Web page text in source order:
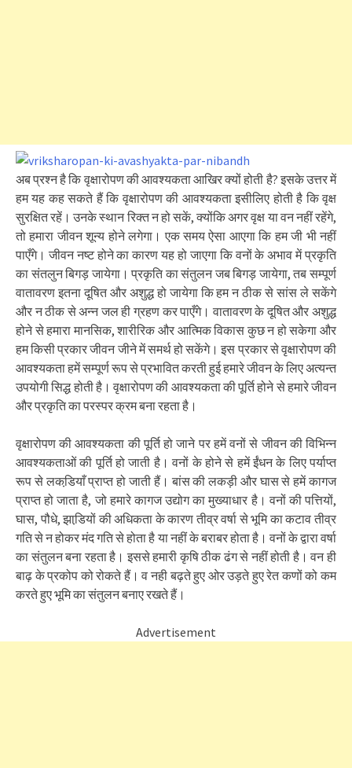
अब प्रश्न है कि वृक्षारोपण की आवश्यकता आखिर क्यों होती है? इसके उत्तर में
हम यह कह सकते हैं कि वृक्षारोपण की आवश्यकता इसीलिए होती है कि वृक्ष
सुरक्षित रहें। उनके स्थान रिक्त न हो सकें, क्योंकि अगर वृक्ष या वन नहीं रहेंगे,
तो हमारा जीवन शून्य होने लगेगा। एक समय ऐसा आएगा कि हम जी भी नहीं
पाएँगे। जीवन नष्ट होने का कारण यह हो जाएगा कि वनों के अभाव में प्रकृति
का संतलुन बिगड़ जायेगा। प्रकृति का संतुलन जब बिगड़ जायेगा, तब सम्पूर्ण
वातावरण इतना दूषित और अशुद्ध हो जायेगा कि हम न ठीक से सांस ले सकेंगे
और न ठीक से अन्न जल ही ग्रहण कर पाएँगे। वातावरण के दूषित और अशुद्ध
होने से हमारा मानसिक, शारीरिक और आत्मिक विकास कुछ न हो सकेगा और
हम किसी प्रकार जीवन जीने में समर्थ हो सकेंगे। इस प्रकार से वृक्षारोपण की
आवश्यकता हमें सम्पूर्ण रूप से प्रभावित करती हुई हमारे जीवन के लिए अत्यन्त
उपयोगी सिद्ध होती है। वृक्षारोपण की आवश्यकता की पूर्ति होने से हमारे जीवन
और प्रकृति का परस्पर क्रम बना रहता है।
वृक्षारोपण की आवश्यकता की पूर्ति हो जाने पर हमें वनों से जीवन की विभिन्न
आवश्यकताओं की पूर्ति हो जाती है। वनों के होने से हमें ईंधन के लिए पर्याप्त
रूप से लकडि़याँ प्राप्त हो जाती हैं। बांस की लकड़ी और घास से हमें कागज
प्राप्त हो जाता है, जो हमारे कागज उद्योग का मुख्याधार है। वनों की पत्तियों,
घास, पौधे, झाडि़यों की अधिकता के कारण तीव्र वर्षा से भूमि का कटाव तीव्र
गति से न होकर मंद गति से होता है या नहीं के बराबर होता है। वनों के द्वारा वर्षा
का संतुलन बना रहता है। इससे हमारी कृषि ठीक ढंग से नहीं होती है। वन ही
बाढ़ के प्रकोप को रोकते हैं। व नही बढ़ते हुए ओर उड़ते हुए रेत कणों को कम
करते हुए भूमि का संतुलन बनाए रखते हैं।
Advertisement